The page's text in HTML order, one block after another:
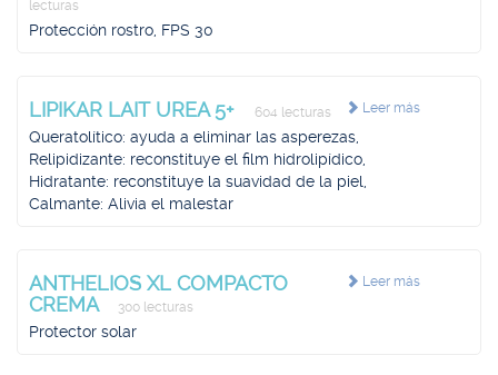
lecturas
Protección rostro, FPS 30
Leer más
LIPIKAR LAIT UREA 5+ 604 lecturas
Queratolítico: ayuda a eliminar las asperezas,
Relipidizante: reconstituye el film hidrolipídico,
Hidratante: reconstituye la suavidad de la piel,
Calmante: Alivia el malestar
Leer más
ANTHELIOS XL COMPACTO
CREMA
300 lecturas
Protector solar